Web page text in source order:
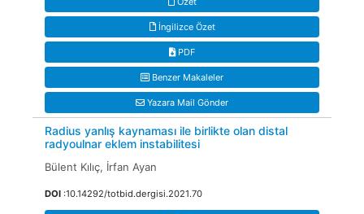
İngilizce Özet
PDF
Benzer Makaleler
Yazara Mail Gönder
Radius yanlış kaynaması ile birlikte olan distal
radyoulnar eklem instabilitesi
Bülent Kılıç, İrfan Ayan
DOI :10.14292/totbid.dergisi.2021.70